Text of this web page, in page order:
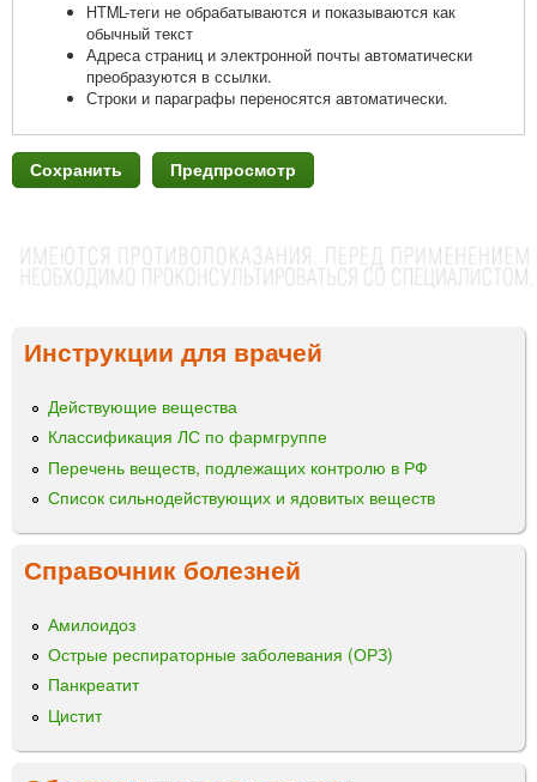
HTML-теги не обрабатываются и показываются как
обычный текст
Адреса страниц и электронной почты автоматически
преобразуются в ссылки.
Строки и параграфы переносятся автоматически.
Инструкции для врачей
Действующие вещества
Классификация ЛС по фармгруппе
Перечень веществ, подлежащих контролю в РФ
Список сильнодействующих и ядовитых веществ
Справочник болезней
Амилоидоз
Острые респираторные заболевания (ОРЗ)
Панкреатит
Цистит